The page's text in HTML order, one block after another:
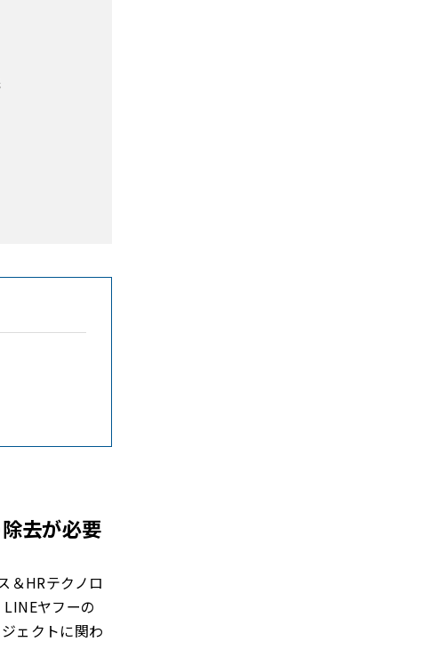
去が必要
＆HRテクノロ
ヤフーの
ェクトに関わ